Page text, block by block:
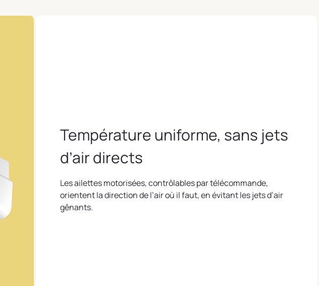
Température uniforme, sans jets
d’air directs
Les ailettes motorisées, contrôlables par télécommande,
orientent la direction de l’air où il faut, en évitant les jets d’air
gênants.